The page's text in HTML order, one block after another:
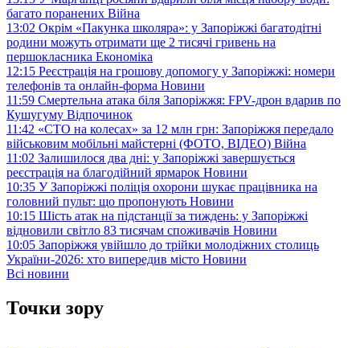
багато поранених Війна
13:02 Окрім «Пакунка школяра»: у Запоріжжі багатодітні
родини можуть отримати ще 2 тисячі гривень на
першокласника Економіка
12:15 Реєстрація на грошову допомогу у Запоріжжі: номери
телефонів та онлайн-форма Новини
11:59 Смертельна атака біля Запоріжжя: FPV-дрон вдарив по
Кушугуму Відпочинок
11:42 «СТО на колесах» за 12 млн грн: Запоріжжя передало
військовим мобільні майстерні (ФОТО, ВІДЕО) Війна
11:02 Залишилося два дні: у Запоріжжі завершується
реєстрація на благодійний ярмарок Новини
10:35 У Запоріжжі поліція охорони шукає працівника на
головний пульт: що пропонують Новини
10:15 Шість атак на підстанції за тиждень: у Запоріжжі
відновили світло 83 тисячам споживачів Новини
10:05 Запоріжжя увійшло до трійки молодіжних столиць
України-2026: хто випередив місто Новини
Всі новини
Точки зору